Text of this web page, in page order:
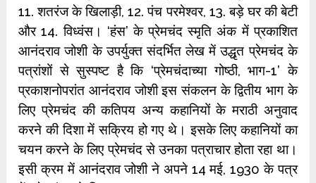
11. शतरंज के खिलाड़ी, 12. पंच परमेश्‍वर, 13. बड़े घर की बेटी
और 14. विध्‍वंस। ‘हंस’ के प्रेमचंद स्‍मृति अंक में प्रकाशित
आनंदराव जोशी के उपर्युक्‍त संदर्भित लेख में उद्धृत प्रेमचंद के
पत्रांशों से सुस्‍पष्‍ट है कि ‘प्रेमचंदाच्‍या गोष्‍ठी, भाग-1’ के
प्रकाशनोपरांत आनंदराव जोशी इस संकलन के द्वितीय भाग के
लिए प्रेमचंद की कतिपय अन्‍य कहानियों के मराठी अनुवाद
करने की दिशा में सक्रिय हो गए थे। इसके लिए कहानियों का
चयन करने के लिए प्रेमचंद से उनका पत्राचार होता रहा था।
इसी क्रम में आनंदराव जोशी ने अपने 14 मई, 1930 के पत्र